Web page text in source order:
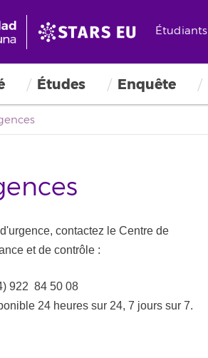
Étudiants
Études Enquête
contactez le Centre de
et de contrôle :
922 84 50 08
24 heures sur 24, 7 jours sur 7.